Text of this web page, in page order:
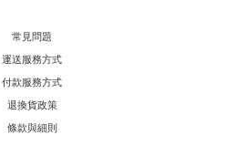
常見問題
運送服務方式
付款服務方式
退換貨政策
條款與細則